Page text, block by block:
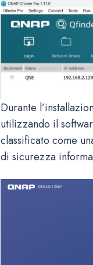
Durante
utilizzando il
classificato come
di sicurezza